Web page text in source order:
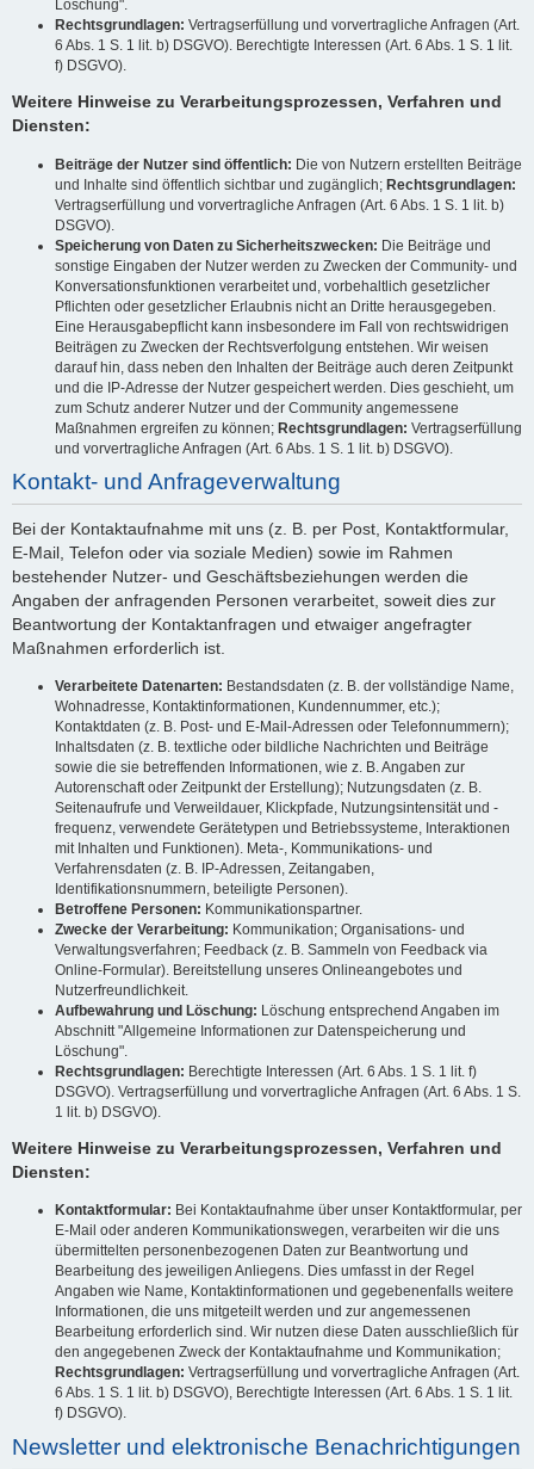
Löschung".
Rechtsgrundlagen: Vertragserfüllung und vorvertragliche Anfragen (Art.
6 Abs. 1 S. 1 lit. b) DSGVO). Berechtigte Interessen (Art. 6 Abs. 1 S. 1 lit.
f) DSGVO).
Weitere Hinweise zu Verarbeitungsprozessen, Verfahren und
Diensten:
Beiträge der Nutzer sind öffentlich: Die von Nutzern erstellten Beiträge
und Inhalte sind öffentlich sichtbar und zugänglich; Rechtsgrundlagen:
Vertragserfüllung und vorvertragliche Anfragen (Art. 6 Abs. 1 S. 1 lit. b)
DSGVO).
Speicherung von Daten zu Sicherheitszwecken: Die Beiträge und
sonstige Eingaben der Nutzer werden zu Zwecken der Community- und
Konversationsfunktionen verarbeitet und, vorbehaltlich gesetzlicher
Pflichten oder gesetzlicher Erlaubnis nicht an Dritte herausgegeben.
Eine Herausgabepflicht kann insbesondere im Fall von rechtswidrigen
Beiträgen zu Zwecken der Rechtsverfolgung entstehen. Wir weisen
darauf hin, dass neben den Inhalten der Beiträge auch deren Zeitpunkt
und die IP-Adresse der Nutzer gespeichert werden. Dies geschieht, um
zum Schutz anderer Nutzer und der Community angemessene
Maßnahmen ergreifen zu können; Rechtsgrundlagen: Vertragserfüllung
und vorvertragliche Anfragen (Art. 6 Abs. 1 S. 1 lit. b) DSGVO).
Kontakt- und Anfrageverwaltung
Bei der Kontaktaufnahme mit uns (z. B. per Post, Kontaktformular,
E-Mail, Telefon oder via soziale Medien) sowie im Rahmen
bestehender Nutzer- und Geschäftsbeziehungen werden die
Angaben der anfragenden Personen verarbeitet, soweit dies zur
Beantwortung der Kontaktanfragen und etwaiger angefragter
Maßnahmen erforderlich ist.
Verarbeitete Datenarten: Bestandsdaten (z. B. der vollständige Name,
Wohnadresse, Kontaktinformationen, Kundennummer, etc.);
Kontaktdaten (z. B. Post- und E-Mail-Adressen oder Telefonnummern);
Inhaltsdaten (z. B. textliche oder bildliche Nachrichten und Beiträge
sowie die sie betreffenden Informationen, wie z. B. Angaben zur
Autorenschaft oder Zeitpunkt der Erstellung); Nutzungsdaten (z. B.
Seitenaufrufe und Verweildauer, Klickpfade, Nutzungsintensität und -
frequenz, verwendete Gerätetypen und Betriebssysteme, Interaktionen
mit Inhalten und Funktionen). Meta-, Kommunikations- und
Verfahrensdaten (z. B. IP-Adressen, Zeitangaben,
Identifikationsnummern, beteiligte Personen).
Betroffene Personen: Kommunikationspartner.
Zwecke der Verarbeitung: Kommunikation; Organisations- und
Verwaltungsverfahren; Feedback (z. B. Sammeln von Feedback via
Online-Formular). Bereitstellung unseres Onlineangebotes und
Nutzerfreundlichkeit.
Aufbewahrung und Löschung: Löschung entsprechend Angaben im
Abschnitt "Allgemeine Informationen zur Datenspeicherung und
Löschung".
Rechtsgrundlagen: Berechtigte Interessen (Art. 6 Abs. 1 S. 1 lit. f)
DSGVO). Vertragserfüllung und vorvertragliche Anfragen (Art. 6 Abs. 1 S.
1 lit. b) DSGVO).
Weitere Hinweise zu Verarbeitungsprozessen, Verfahren und
Diensten:
Kontaktformular: Bei Kontaktaufnahme über unser Kontaktformular, per
E-Mail oder anderen Kommunikationswegen, verarbeiten wir die uns
übermittelten personenbezogenen Daten zur Beantwortung und
Bearbeitung des jeweiligen Anliegens. Dies umfasst in der Regel
Angaben wie Name, Kontaktinformationen und gegebenenfalls weitere
Informationen, die uns mitgeteilt werden und zur angemessenen
Bearbeitung erforderlich sind. Wir nutzen diese Daten ausschließlich für
den angegebenen Zweck der Kontaktaufnahme und Kommunikation;
Rechtsgrundlagen: Vertragserfüllung und vorvertragliche Anfragen (Art.
6 Abs. 1 S. 1 lit. b) DSGVO), Berechtigte Interessen (Art. 6 Abs. 1 S. 1 lit.
f) DSGVO).
Newsletter und elektronische Benachrichtigungen